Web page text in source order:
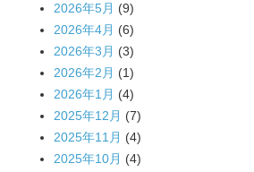
2026年5月 (9)
2026年4月 (6)
2026年3月 (3)
2026年2月 (1)
2026年1月 (4)
2025年12月 (7)
2025年11月 (4)
2025年10月 (4)